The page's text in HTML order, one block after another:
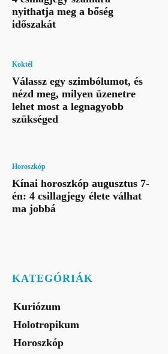
nyithatja meg a bőség
időszakát
Koktél
Válassz egy szimbólumot, és
nézd meg, milyen üzenetre
lehet most a legnagyobb
szükséged
Horoszkóp
Kínai horoszkóp augusztus 7-
én: 4 csillagjegy élete válhat
ma jobbá
KATEGÓRIÁK
Kuriózum
Holotropikum
Horoszkóp